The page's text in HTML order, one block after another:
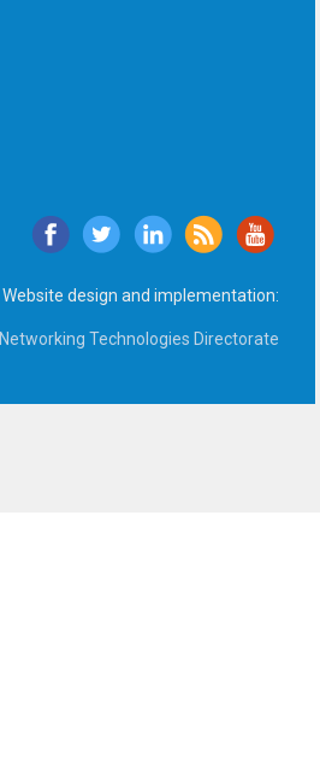
Website design and implementation:
Networking Technologies Directorate